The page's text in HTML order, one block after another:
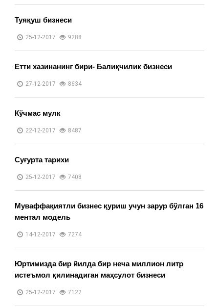
Туяқуш бизнеси
25-12-2017 9288
Етти хазинанинг бири- Балиқчилик бизнеси
27-12-2017 8634
Кўчмас мулк
22-12-2017 8487
Суғурта тарихи
25-12-2017 7408
Муваффақиятли бизнес қуриш учун зарур бўлган 16
ментал модель
14-12-2017 7274
Юртимизда бир йилда бир неча миллион литр
истеъмол қилинадиган маҳсулот бизнеси
25-12-2017 7122